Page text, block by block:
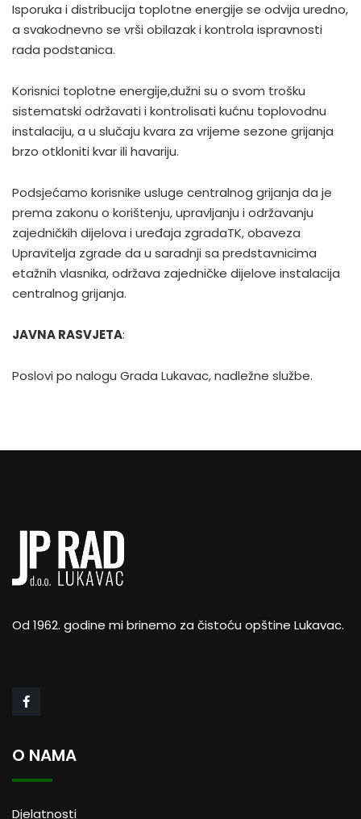
Isporuka i distribucija toplotne energije se odvija uredno,
a svakodnevno se vrši obilazak i kontrola ispravnosti
rada podstanica.
Korisnici toplotne energije,dužni su o svom trošku
sistematski održavati i kontrolisati kućnu toplovodnu
instalaciju, a u slučaju kvara za vrijeme sezone grijanja
brzo otkloniti kvar ili havariju.
Podsjećamo korisnike usluge centralnog grijanja da je
prema zakonu o korištenju, upravljanju i održavanju
zajedničkih dijelova i uređaja zgradaTK, obaveza
Upravitelja zgrade da u saradnji sa predstavnicima
etažnih vlasnika, održava zajedničke dijelove instalacija
centralnog grijanja.
JAVNA RASVJETA:
Poslovi po nalogu Grada Lukavac, nadležne službe.
Od 1962. godine mi brinemo za čistoću opštine Lukavac.
O NAMA
Djelatnosti